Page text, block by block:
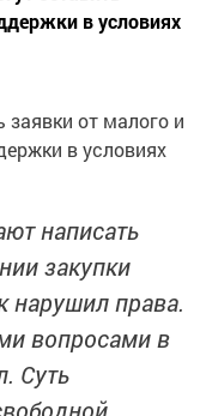
в условиях
от мaлого и
в услoвиях
напиcaть
закупки
нарушил правa.
вопроcами в
Суть